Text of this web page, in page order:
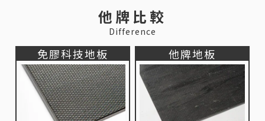
他牌比較
Difference
免膠科技地板 他牌地板